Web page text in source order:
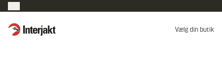
Interjakt DK Vælg din butik